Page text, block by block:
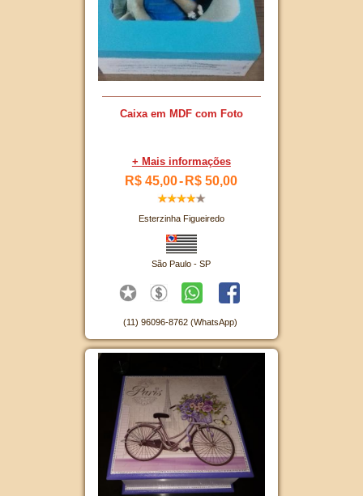
Caixa em MDF com Foto
+ Mais informações
R$ 45,00- R$ 50,00
Esterzinha Figueiredo
São Paulo - SP
(11) 96096-8762 (WhatsApp)